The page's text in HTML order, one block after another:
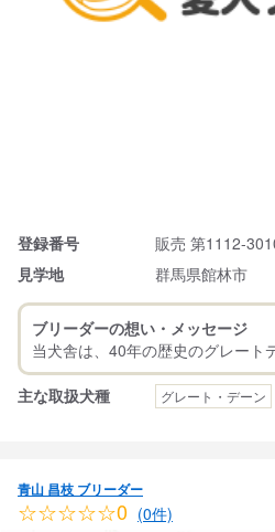
登録番号
販売 第1112-
見学地
群馬県館林市
ブリーダーの想い・メッセージ
主な取扱犬種 グレート・デーン
青山 昌枝 ブリーダー
☆☆☆☆☆0 (0件)